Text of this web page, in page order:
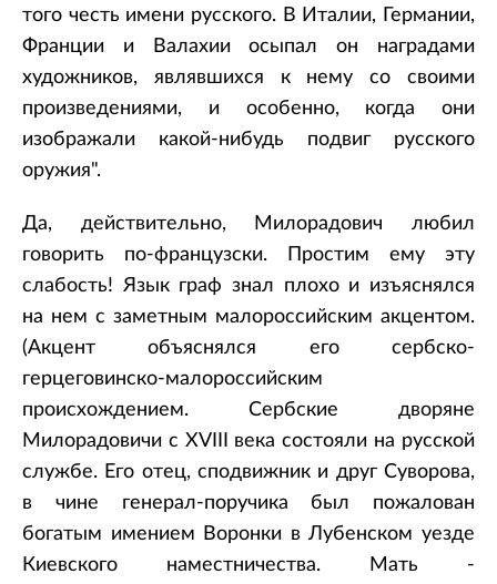
того честь имени русского. В Италии, Германии,
Франции и Валахии осыпал он наградами
художников, являвшихся к нему со своими
произведениями, и особенно, когда они
изображали какой-нибудь подвиг русского
оружия".
Да, действительно, Милорадович любил
говорить по-французски. Простим ему эту
слабость! Язык граф знал плохо и изъяснялся
на нем с заметным малороссийским акцентом.
(Акцент объяснялся его сербско-
герцеговинско-малороссийским
происхождением. Сербские дворяне
Милорадовичи с XVIII века состояли на русской
службе. Его отец, сподвижник и друг Суворова,
в чине генерал-поручика был пожалован
богатым имением Воронки в Лубенском уезде
Киевского наместничества. Мать -